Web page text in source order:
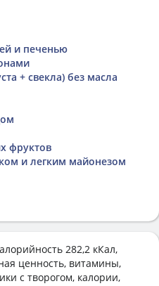
и печенью
+ свекла) без масла
фруктов
и легким майонезом
282,2 кКал,
ценность, витамины,
с творогом, калории,